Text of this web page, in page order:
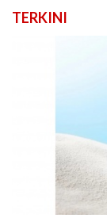
TERKINI